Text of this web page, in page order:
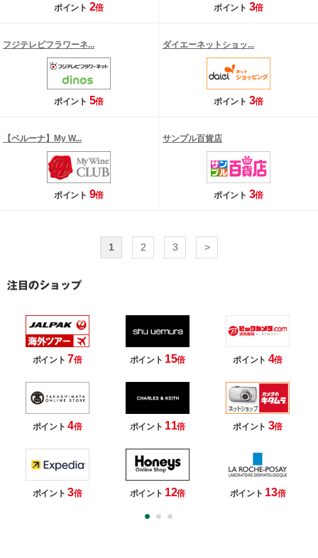
ポイント 2倍 ポイント 3倍
フジテレビフラワーネ...
ポイント 5倍
ダイエーネットショッ...
ポイント 3倍
【ベルーナ】My W...
ポイント 9倍
サンプル百貨店
ポイント 3倍
1 2 3 >
ポイント 7倍 ポイント 15倍 ポイント 4倍
ポイント4倍 ポイント 11倍 ポイント 3倍
ポイント3倍 ポイント 12倍 ポイント 13倍